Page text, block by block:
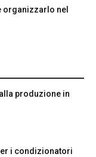
organizzarlo nel
produzione in
i condizionatori